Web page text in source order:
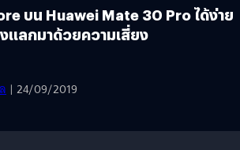
บน Huawei Mate 30 Pro ได้ง่าย
แลกมาด้วยความเสี่ยง
| 24/09/2019